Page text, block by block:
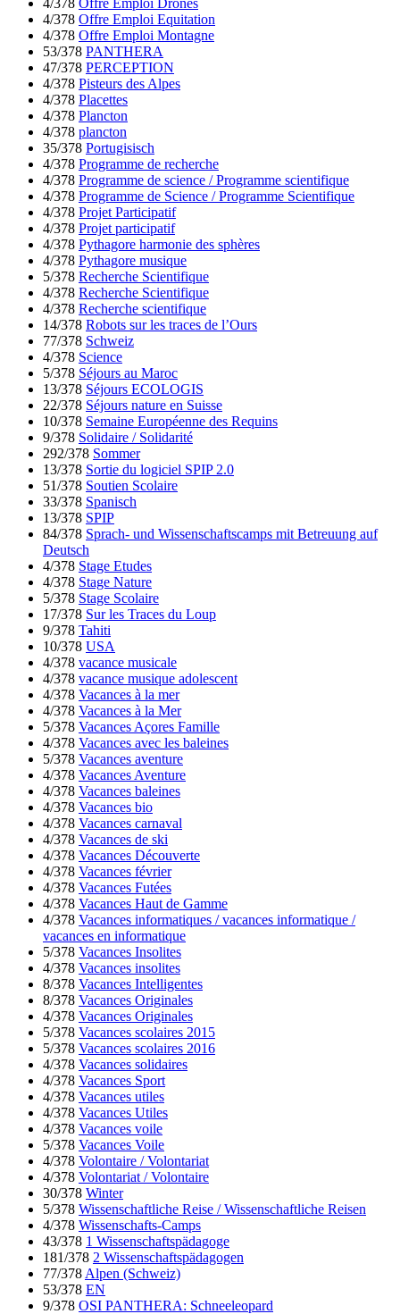
4/378 Offre Emploi Drones
4/378 Offre Emploi Equitation
4/378 Offre Emploi Montagne
53/378 PANTHERA
47/378 PERCEPTION
4/378 Pisteurs des Alpes
4/378 Placettes
4/378 Plancton
4/378 plancton
35/378 Portugisisch
4/378 Programme de recherche
4/378 Programme de science / Programme scientifique
4/378 Programme de Science / Programme Scientifique
4/378 Projet Participatif
4/378 Projet participatif
4/378 Pythagore harmonie des sphères
4/378 Pythagore musique
5/378 Recherche Scientifique
4/378 Recherche Scientifique
4/378 Recherche scientifique
14/378 Robots sur les traces de l’Ours
77/378 Schweiz
4/378 Science
5/378 Séjours au Maroc
13/378 Séjours ECOLOGIS
22/378 Séjours nature en Suisse
10/378 Semaine Européenne des Requins
9/378 Solidaire / Solidarité
292/378 Sommer
13/378 Sortie du logiciel SPIP 2.0
51/378 Soutien Scolaire
33/378 Spanisch
13/378 SPIP
84/378 Sprach- und Wissenschaftscamps mit Betreuung auf
Deutsch
4/378 Stage Etudes
4/378 Stage Nature
5/378 Stage Scolaire
17/378 Sur les Traces du Loup
9/378 Tahiti
10/378 USA
4/378 vacance musicale
4/378 vacance musique adolescent
4/378 Vacances à la mer
4/378 Vacances à la Mer
5/378 Vacances Açores Famille
4/378 Vacances avec les baleines
5/378 Vacances aventure
4/378 Vacances Aventure
4/378 Vacances baleines
4/378 Vacances bio
4/378 Vacances carnaval
4/378 Vacances de ski
4/378 Vacances Découverte
4/378 Vacances février
4/378 Vacances Futées
4/378 Vacances Haut de Gamme
4/378 Vacances informatiques / vacances informatique /
vacances en informatique
5/378 Vacances Insolites
4/378 Vacances insolites
8/378 Vacances Intelligentes
8/378 Vacances Originales
4/378 Vacances Originales
5/378 Vacances scolaires 2015
5/378 Vacances scolaires 2016
4/378 Vacances solidaires
4/378 Vacances Sport
4/378 Vacances utiles
4/378 Vacances Utiles
4/378 Vacances voile
5/378 Vacances Voile
4/378 Volontaire / Volontariat
4/378 Volontariat / Volontaire
30/378 Winter
5/378 Wissenschaftliche Reise / Wissenschaftliche Reisen
4/378 Wissenschafts-Camps
43/378 1 Wissenschaftspädagoge
181/378 2 Wissenschaftspädagogen
77/378 Alpen (Schweiz)
53/378 EN
9/378 OSI PANTHERA: Schneeleopard